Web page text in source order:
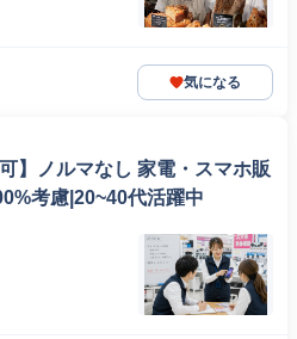
気になる
】ノルマなし 家電・スマホ販
考慮|20~40代活躍中